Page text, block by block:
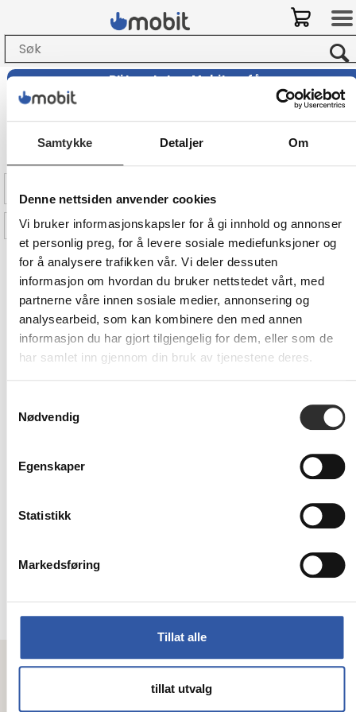
Samtykke Detaljer Om
Denne nettsiden anvender cookies
Vi bruker informasjonskapsler for å gi innhold og annonser
et personlig preg, for å levere sosiale mediefunksjoner og
for å analysere trafikken vår. Vi deler dessuten
informasjon om hvordan du bruker nettstedet vårt, med
partnerne våre innen sosiale medier, annonsering og
analysearbeid, som kan kombinere den med annen
informasjon du har gjort tilgjengelig for dem, eller som de
har samlet inn gjennom din bruk av tjenestene deres.
Nødvendig
Egenskaper
Statistikk
Markedsføring
Tillat alle
tillat utvalg
Bli kunde hos Mobitogfå
-10% på ditt første kjøp i nettbutikken!
Elatec
Sorter på Mest aktuelle
Elatec Reader
Authentication Device -
NFC/RFID-leser
USB - for Lexmark CX622, CX625,
XM3250, XM5365, XM5370,
XM7355, XM7370
Eks mva
Elatec TWN4 MultiTech-P
LEGIC 42 Kit Bosch-
RFID-leser - USB - for Lexmark
CX622, CX625, MX722, MX822,
XC4240, XM1246, XM3250,
3 569,-